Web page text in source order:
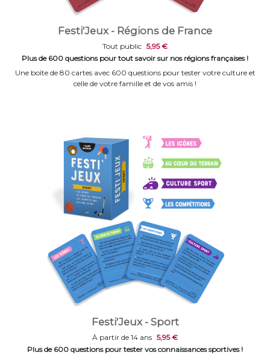
Festi'Jeux - Régions de France
Tout public 5,95 €
Plus de 600 questions pour tout savoir sur nos régions françaises !
Une boîte de 80 cartes avec 600 questions pour tester votre culture et
celle de votre famille et de vos amis !
Festi'Jeux - Sport
À partir de 14 ans 5,95 €
Plus de 600 questions pour tester vos connaissances sportives !